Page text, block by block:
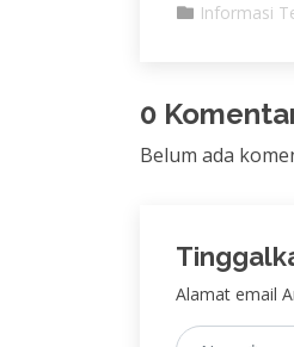
Informasi
0
Belum ada
Alamat email